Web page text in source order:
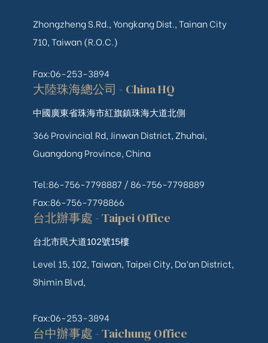
Zhongzheng S.Rd., Yongkang Dist., Tainan City
710, Taiwan (R.O.C.)
Fax:06-253-3894
大陸珠海總公司 - China HQ
中國廣東省珠海市紅旗鎮珠海大道北側
366 Provincial Rd, Jinwan District, Zhuhai,
Guangdong Province, China
Tel:86-756-7798887 / 86-756-7798889
Fax:86-756-7798866
台北辦事處 - Taipei Office
台北市民大道102號15樓
Level 15, 102, Taiwan, Taipei City, Da’an District,
Shimin Blvd,
Fax:06-253-3894
台中辦事處 - Taichung Office